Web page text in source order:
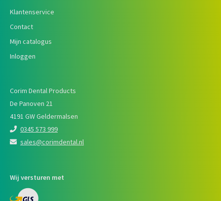
Klantenservice
Contact
Mijn catalogus
Inloggen
Corim Dental Products
De Panoven 21
4191 GW Geldermalsen
0345 573 999
sales@corimdental.nl
Wij versturen met